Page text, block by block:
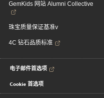
GemKids 网站 Alumni Collective
珠宝质量保证基准v
4C 钻石品质标准
电子邮件首选项
Cookie 首选项